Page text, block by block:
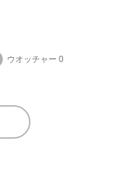
ウオッチャー 0